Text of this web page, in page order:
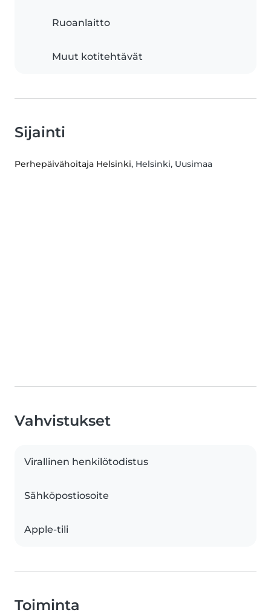
Ruoanlaitto
Muut kotitehtävät
Sijainti
Perhepäivähoitaja Helsinki, Helsinki, Uusimaa
Vahvistukset
Virallinen henkilötodistus
Sähköpostiosoite
Apple-tili
Toiminta